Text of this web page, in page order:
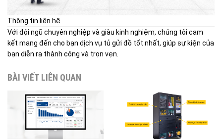
Thông tin liên hệ
Với đội ngũ chuyên nghiệp và giàu kinh nghiệm, chúng tôi cam
kết mang đến cho bạn dịch vụ tủ gửi đồ tốt nhất, giúp sự kiện của
bạn diễn ra thành công và trọn vẹn.
BÀI VIẾT LIÊN QUAN